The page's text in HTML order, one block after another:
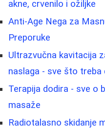
akne, crvenilo i ožiljke
Anti-Age Nega za
Preporuke
Ultrazvučna kavitacija
naslaga - sve što treba
Terapija dodira - sve o
masaže
Radiotalasno skidanje